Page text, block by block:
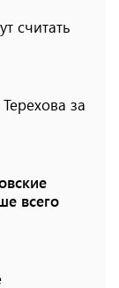
считать
за
всего